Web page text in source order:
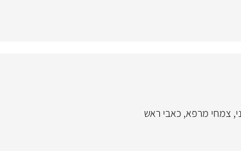
, צמחי מרפא, כאבי ראש